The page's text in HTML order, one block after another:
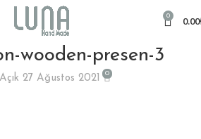
0 0.00
wooden-presen-3
Açık 27 Ağustos 2021 0